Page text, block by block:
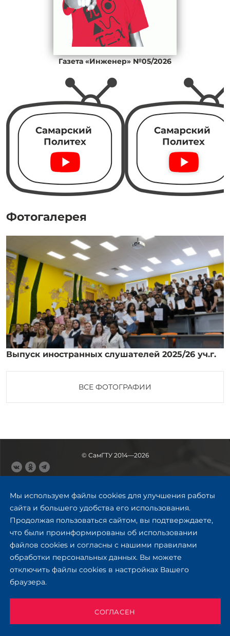
Газета «Инженер» №05/2026
Фотогалерея
Выпуск иностранных слушателей 2025/26 уч.г.
ВСЕ ФОТОГРАФИИ
Мы используем файлы cookies для улучшения работы
сайта и большего удобства его использования.
Продолжая пользоваться сайтом, вы подтверждаете,
что были проинформированы об использовании
файлов cookies и согласны с нашими правилами
обработки персональных данных. Вы можете
отключить файлы cookies в настройках Вашего
браузера.
СОГЛАСЕН
© СамГТУ 2014—2026
443100, Самара
Ул. Молодогвардейская, 244,
главный корпус
8 (846) 278-43-11
rector@samgtu.ru
Приемная комиссия
Приёмная комиссия
Заочное обучение
+ 7 (846) 279-03-58